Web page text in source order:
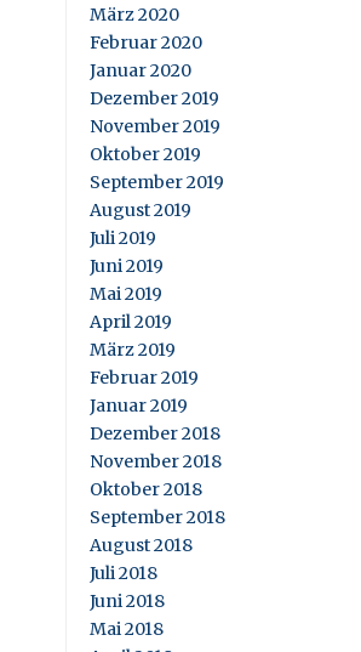
März 2020
Februar 2020
Januar 2020
Dezember 2019
November 2019
Oktober 2019
September 2019
August 2019
Juli 2019
Juni 2019
Mai 2019
April 2019
März 2019
Februar 2019
Januar 2019
Dezember 2018
November 2018
Oktober 2018
September 2018
August 2018
Juli 2018
Juni 2018
Mai 2018